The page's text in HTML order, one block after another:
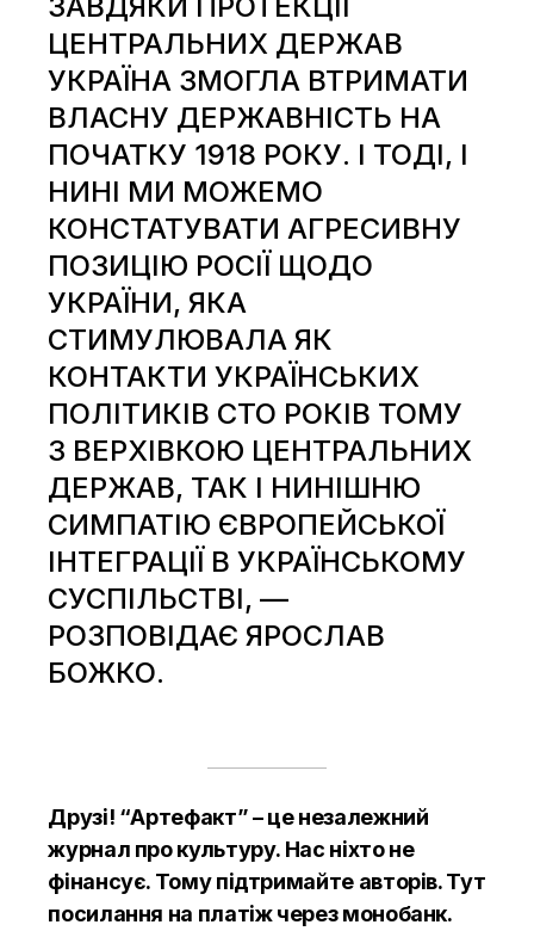
ЦЕНТРАЛЬНИХ ДЕРЖАВ
УКРАЇНА ЗМОГЛА ВТРИМАТИ
ВЛАСНУ ДЕРЖАВНІСТЬ НА
ПОЧАТКУ 1918 РОКУ. І ТОДІ, І
НИНІ МИ МОЖЕМО
КОНСТАТУВАТИ АГРЕСИВНУ
ПОЗИЦІЮ РОСІЇ ЩОДО
УКРАЇНИ, ЯКА
СТИМУЛЮВАЛА ЯК
КОНТАКТИ УКРАЇНСЬКИХ
ПОЛІТИКІВ СТО РОКІВ ТОМУ
З ВЕРХІВКОЮ ЦЕНТРАЛЬНИХ
ДЕРЖАВ, ТАК І НИНІШНЮ
СИМПАТІЮ ЄВРОПЕЙСЬКОЇ
ІНТЕГРАЦІЇ В УКРАЇНСЬКОМУ
СУСПІЛЬСТВІ, —
РОЗПОВІДАЄ ЯРОСЛАВ
БОЖКО.
Друзі! “Артефакт” – це незалежний
журнал про культуру. Нас ніхто не
фінансує. Тому підтримайте авторів.Тут
посилання на платіж через монобанк.